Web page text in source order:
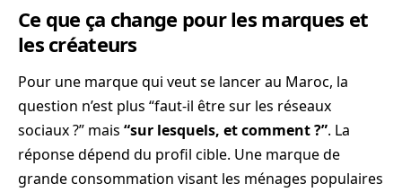
Ce que ça change pour les marques et
les créateurs
Pour une marque qui veut se lancer au Maroc, la
question n’est plus “faut-il être sur les réseaux
sociaux ?” mais “sur lesquels, et comment ?”. La
réponse dépend du profil cible. Une marque de
grande consommation visant les ménages populaires